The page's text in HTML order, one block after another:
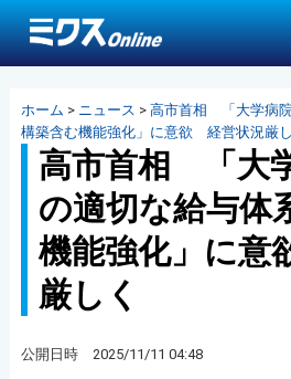
ホーム > ニュース > 高市首相 「大学病
構築含む機能強化」に意欲 経営状況厳
高市首相 「大
の適切な給与体
機能強化」に
厳しく
公開日時 2025/11/11 04:48